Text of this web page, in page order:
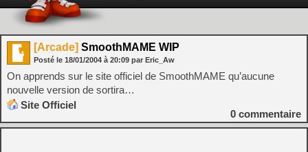
[Arcade] SmoothMAME WIP
Posté le 18/01/2004 à 20:09 par Eric_Aw
On apprends sur le site officiel de SmoothMAME qu’aucune
nouvelle version de sortira…
Site Officiel
0 commentaire